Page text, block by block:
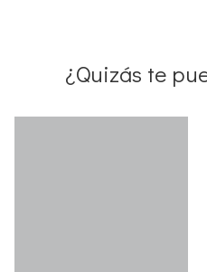
¿Quizás te